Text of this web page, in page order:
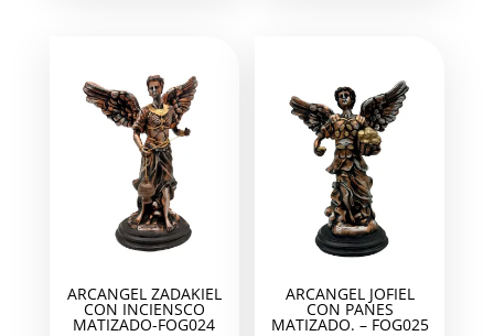
ARCANGEL ZADAKIEL
CON INCIENSCO
MATIZADO-FOG024
ARCANGEL JOFIEL
CON PANES
MATIZADO. – FOG025